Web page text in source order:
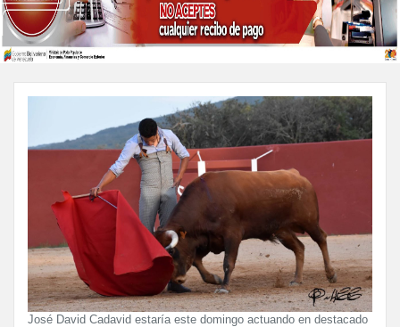
José David Cadavid estaría este domingo actuando en destacado